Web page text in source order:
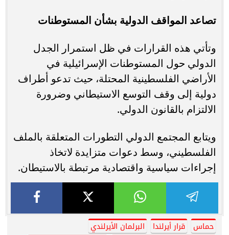
تصاعد المواقف الدولية بشأن المستوطنات
وتأتي هذه القرارات في ظل استمرار الجدل
الدولي حول المستوطنات الإسرائيلية في
الأراضي الفلسطينية المحتلة، حيث تدعو أطراف
دولية إلى وقف التوسع الاستيطاني وضرورة
الالتزام بالقانون الدولي.
ويتابع المجتمع الدولي التطورات المتعلقة بالملف
الفلسطيني، وسط دعوات متزايدة لاتخاذ
إجراءات سياسية واقتصادية مرتبطة بالاستيطان.
حماس قرار أيرلندا
البرلمان الأيرلندي